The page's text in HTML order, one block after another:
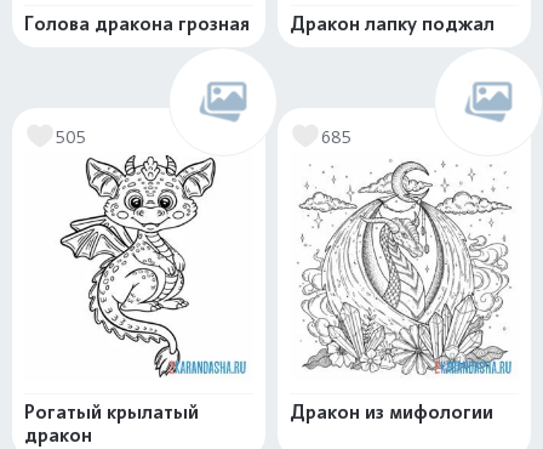
Голова дракона грозная Дракон лапку поджал
505
Рогатый крылатый
дракон
685
Дракон из мифологии